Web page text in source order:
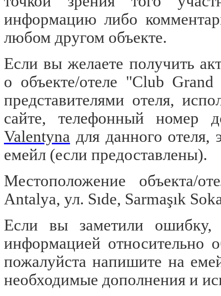
информацию либо
любом другом объекте.
Если вы желаете получить
о объекте/отеле "Club
представителями отеля,
сайте, телефонный номер
Valentyna для данного
емейл (если предоставлены).
Местоположение объекта/
Antalya, ул. Sıde, Sarmaşık
Если вы заметили ошибку,
информацией относительно
пожалуйста напишите на
необходимые дополнения и